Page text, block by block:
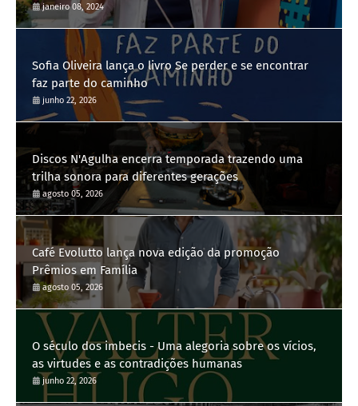
janeiro 08, 2024
Sofia Oliveira lança o livro Se perder e se encontrar
faz parte do caminho
junho 22, 2026
Discos N'Agulha encerra temporada trazendo uma
trilha sonora para diferentes gerações
agosto 05, 2026
Café Evolutto lança nova edição da promoção
Prêmios em Família
agosto 05, 2026
O século dos imbecis - Uma alegoria sobre os vícios,
as virtudes e as contradições humanas
junho 22, 2026